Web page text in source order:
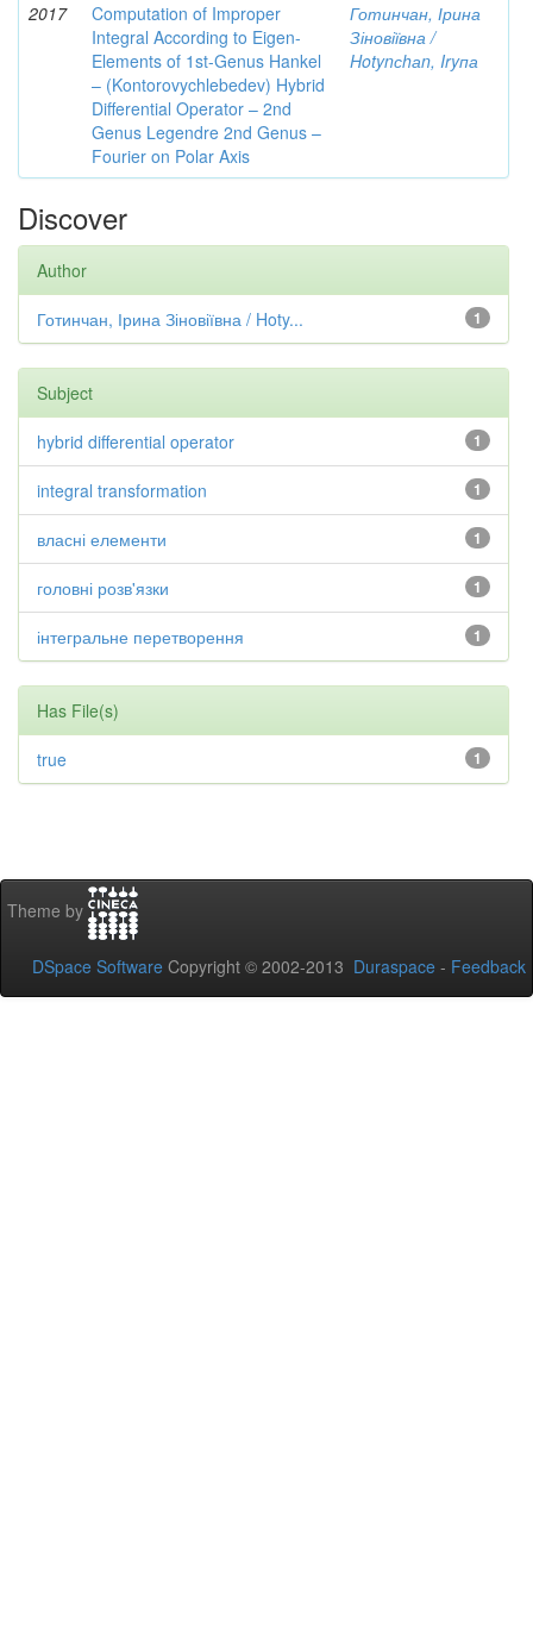
2017
Computation of Improper
Integral According to Eigen-
Elements of 1st-Genus Hankel
– (Kontorovychlebedev) Hybrid
Differential Operator – 2nd
Genus Legendre 2nd Genus –
Fourier on Polar Axis
Готинчан, Ірина
Зіновіївна /
Hotynсhаn, Iryпа
Discover
Author
1
Готинчан, Ірина Зіновіївна / Hoty...
Subject
1
hybrid differential operator
1
integral transformation
1
власні елементи
1
головні розв'язки
1
інтегральне перетворення
Has File(s)
1
true
Theme by
DSpace Software Copyright © 2002-2013 Duraspace - Feedback